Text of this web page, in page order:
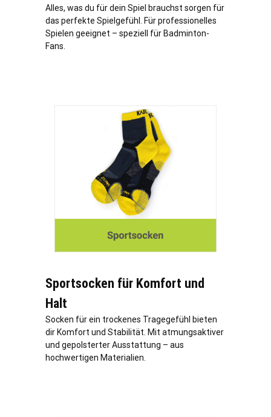
Alles, was du für dein Spiel brauchst sorgen für
das perfekte Spielgefühl. Für professionelles
Spielen geeignet – speziell für Badminton-
Fans.
Sportsocken für Komfort und
Halt
Socken für ein trockenes Tragegefühl bieten
dir Komfort und Stabilität. Mit atmungsaktiver
und gepolsterter Ausstattung – aus
hochwertigen Materialien.